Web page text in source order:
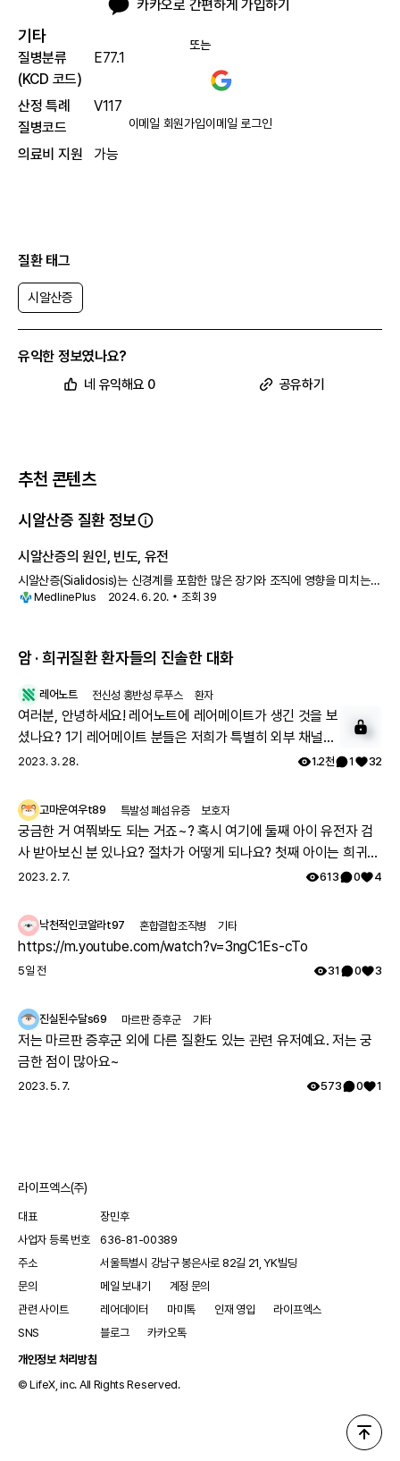
기타
질병분류
(KCD 코드)
E77.1
산정 특례
질병코드
V117
의료비 지원 가능
카카오로 간편하게 가입하기
또는
이메일 회원가입이메일 로그인
질환 태그
시알산증
유익한 정보였나요?
네 유익해요 0 공유하기
추천 콘텐츠
시알산증 질환 정보
시알산증의 원인, 빈도, 유전
시알산증(Sialidosis)는 신경계를 포함한 많은 장기와 조직에 영향을 미치는
심각한 유전 질환입니다. 이 질환은 증상이 나타나는 나이와 특
MedlinePlus 2024. 6. 20. 조회 39
암 · 희귀질환 환자들의 진솔한 대화
레어노트 전신성 홍반성 루푸스 환자
여러분, 안녕하세요! 레어노트에 레어메이트가 생긴 것을 보
셨나요? 1기 레어메이트 분들은 저희가 특별히 외부 채널에
서 투병기를 상세하게 올려주시는 분들을 모셔 왔는데요. 이
아래 구글 폼을 통해 신청해 주시면, 별도 안내 사항을 보내
드리겠습니다. 많은 관심과 참여 부탁드립니다. ➡️ 레어메이
트 사전 신청하기:
- 레어메이트 배지를 부여받아 보다 영향력 있는 회원이 될
수 있습니다. - 왕성한 활동을 기대하는 마음으로 레어노트
굿즈를 드립니다. - 내가 작성한 건강 설문이 다른 환자를 위
레어노트에 소개됩니다. Q. 레어메이트란 무엇이고, 어떤 활
동을 하게 될까요? - 레어메이트는 레어노트를 대표해 커뮤
니티 생태계를 만들고 활동하는 회원입니다. - 내가 겪은 치
료 경험을 공유해 다른 레어노트 회원들의 귀감이 됩니다. -
2023. 3. 28. 1.2천 1 32
고마운여우t89 특발성 폐섬유증 보호자
궁금한 거 여쭤봐도 되는 거죠~? 혹시 여기에 둘째 아이 유전자 검
사 받아보신 분 있나요? 절차가 어떻게 되나요? 첫째 아이는 희귀질
환 진단받았고, 당시에 애기 아빠랑 저랑 유전자 검사했는데 돌연변
걱정스러워서리.. 다들 몇주차에 무슨 검사하셨나요? 도움 좀 주심
감사하겠습니다.
2023. 2. 7. 613 0 4
낙천적인코알라t97 혼합결합조직병 기타
https://m.youtube.com/watch?v=3ngC1Es-cTo
5일 전 31 0 3
진실된수달s69 마르판 증후군 기타
저는 마르판 증후군 외에 다른 질환도 있는 관련 유저예요. 저는 궁
금한 점이 많아요~
2023. 5. 7. 573 0 1
라이프엑스(주)
대표
장민후
사업자 등록 번호
636-81-00389
주소
서울특별시 강남구 봉은사로 82길 21, YK빌딩
문의
메일 보내기
계정 문의
관련 사이트
레어데이터 마미톡 인재 영입
라이프엑스
SNS
블로그
카카오톡
개인정보 처리방침
© LifeX, inc. All Rights Reserved.